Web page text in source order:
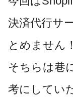
決済代行サ
とめません！
そちらは巷
考にしてい